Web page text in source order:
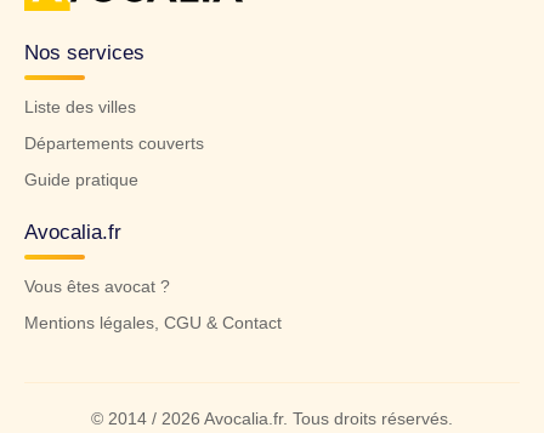
Nos services
Liste des villes
Départements couverts
Guide pratique
Avocalia.fr
Vous êtes avocat ?
Mentions légales, CGU & Contact
© 2014 / 2026 Avocalia.fr. Tous droits réservés.